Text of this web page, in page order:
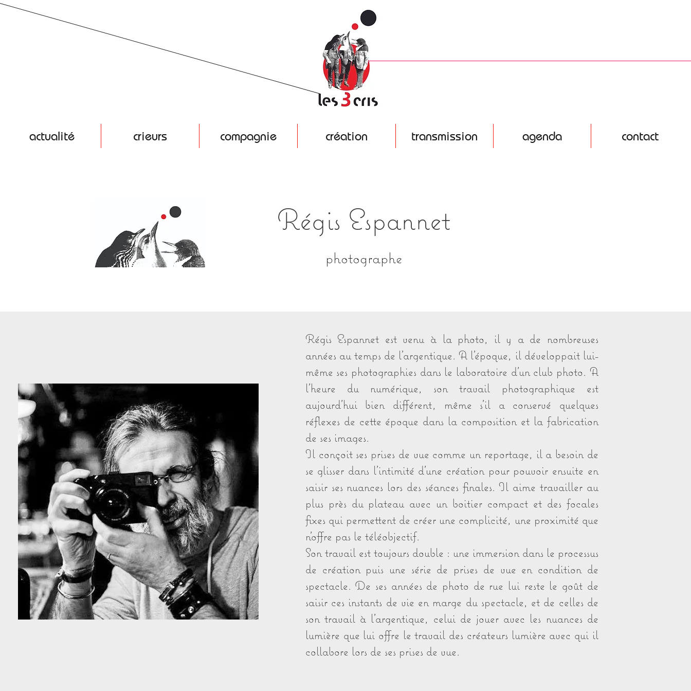
actualité crieurs compagnie création transmission agenda contact
Régis Espannet
photographe
Régis Espannet est venu à la photo, il y a de nombreuses
années au temps de l’argentique. A l’époque, il développait lui-
même ses photographies dans le laboratoire d’un club photo. A
l’heure du numérique, son travail photographique est
aujourd’hui bien différent, même s'il a conservé quelques
réflexes de cette époque dans la composition et la fabrication
de ses images.
Il conçoit ses prises de vue comme un reportage, il a besoin de
se glisser dans l’intimité d’une création pour pouvoir ensuite en
saisir ses nuances lors des séances finales. Il aime travailler au
plus près du plateau avec un boitier compact et des focales
fixes qui permettent de créer une complicité, une proximité que
n’offre pas le téléobjectif.
Son travail est toujours double : une immersion dans le processus
de création puis une série de prises de vue en condition de
spectacle. De ses années de photo de rue lui reste le goût de
saisir ces instants de vie en marge du spectacle, et de celles de
son travail à l’argentique, celui de jouer avec les nuances de
lumière que lui offre le travail des créateurs lumière avec qui il
collabore lors de ses prises de vue.